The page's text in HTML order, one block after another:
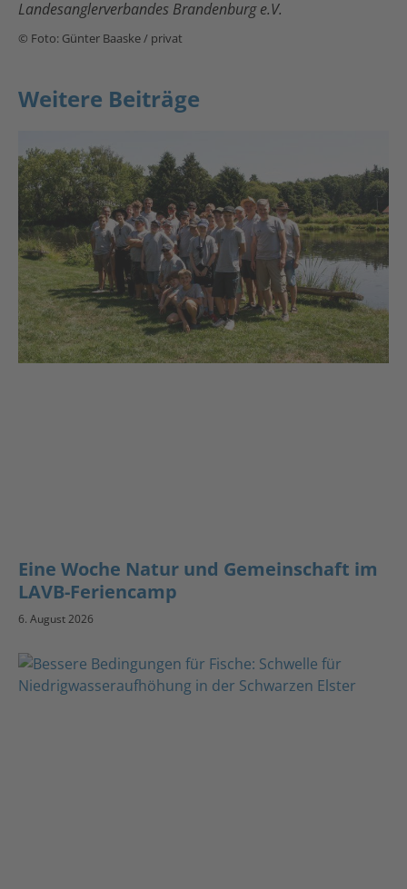
Landesanglerverbandes Brandenburg e.V.
© Foto: Günter Baaske / privat
Weitere Beiträge
Eine Woche Natur und Gemeinschaft im
LAVB-Feriencamp
6. August 2026